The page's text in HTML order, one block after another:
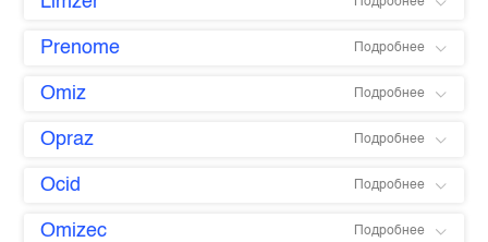
Prenome Подробнее
Omiz Подробнее
Opraz Подробнее
Ocid Подробнее
Omizec Подробнее